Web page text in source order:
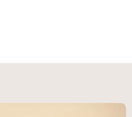
sin precedentes.
altura y se extiende 73